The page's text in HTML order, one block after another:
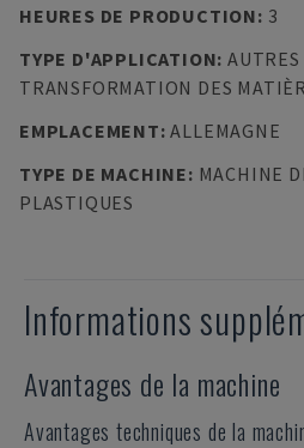
HEURES DE PRODUCTION: 3
TYPE D'APPLICATION:
TRANSFORMATION DES
EMPLACEMENT:ALLEMAGNE
TYPE DE MACHINE: MACHINE
PLASTIQUES
Informations
Avantages de la machine
Avantages techniques de la